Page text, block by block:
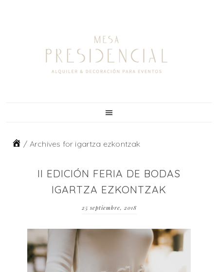
/ Archives for igartza ezkontzak
II EDICIÓN FERIA DE BODAS
IGARTZA EZKONTZAK
25 septiembre, 2018